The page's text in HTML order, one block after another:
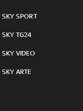
SKY SPORT
SKY TG24
SKY VIDEO
SKY ARTE